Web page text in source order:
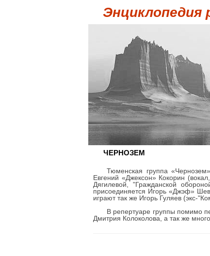
Энциклопедия
ЧЕРНОЗЕМ
Тюменская группа
Евгений «Джексон» Кокорин
Дягилевой, "Гражданской
присоединяется Игорь «Джэф»
играют так же Игорь Гуляев (экс-
В репертуаре группы помимо
Дмитрия Колоколова, а так же